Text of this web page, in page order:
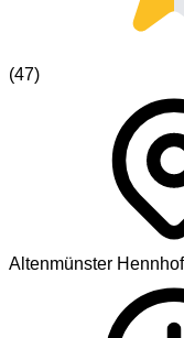
(47)
Altenmünster